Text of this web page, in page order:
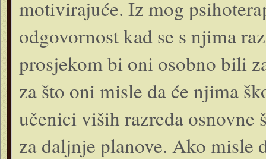
motivirajuće. Iz mog
odgovornost kad se s njima
prosjekom bi oni osobno bili
za što oni misle da će njima
učenici viših razreda
za daljnje planove. Ako misle